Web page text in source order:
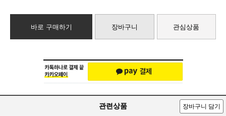
바로 구매하기 장바구니 관심상품
관련상품 장바구니 담기